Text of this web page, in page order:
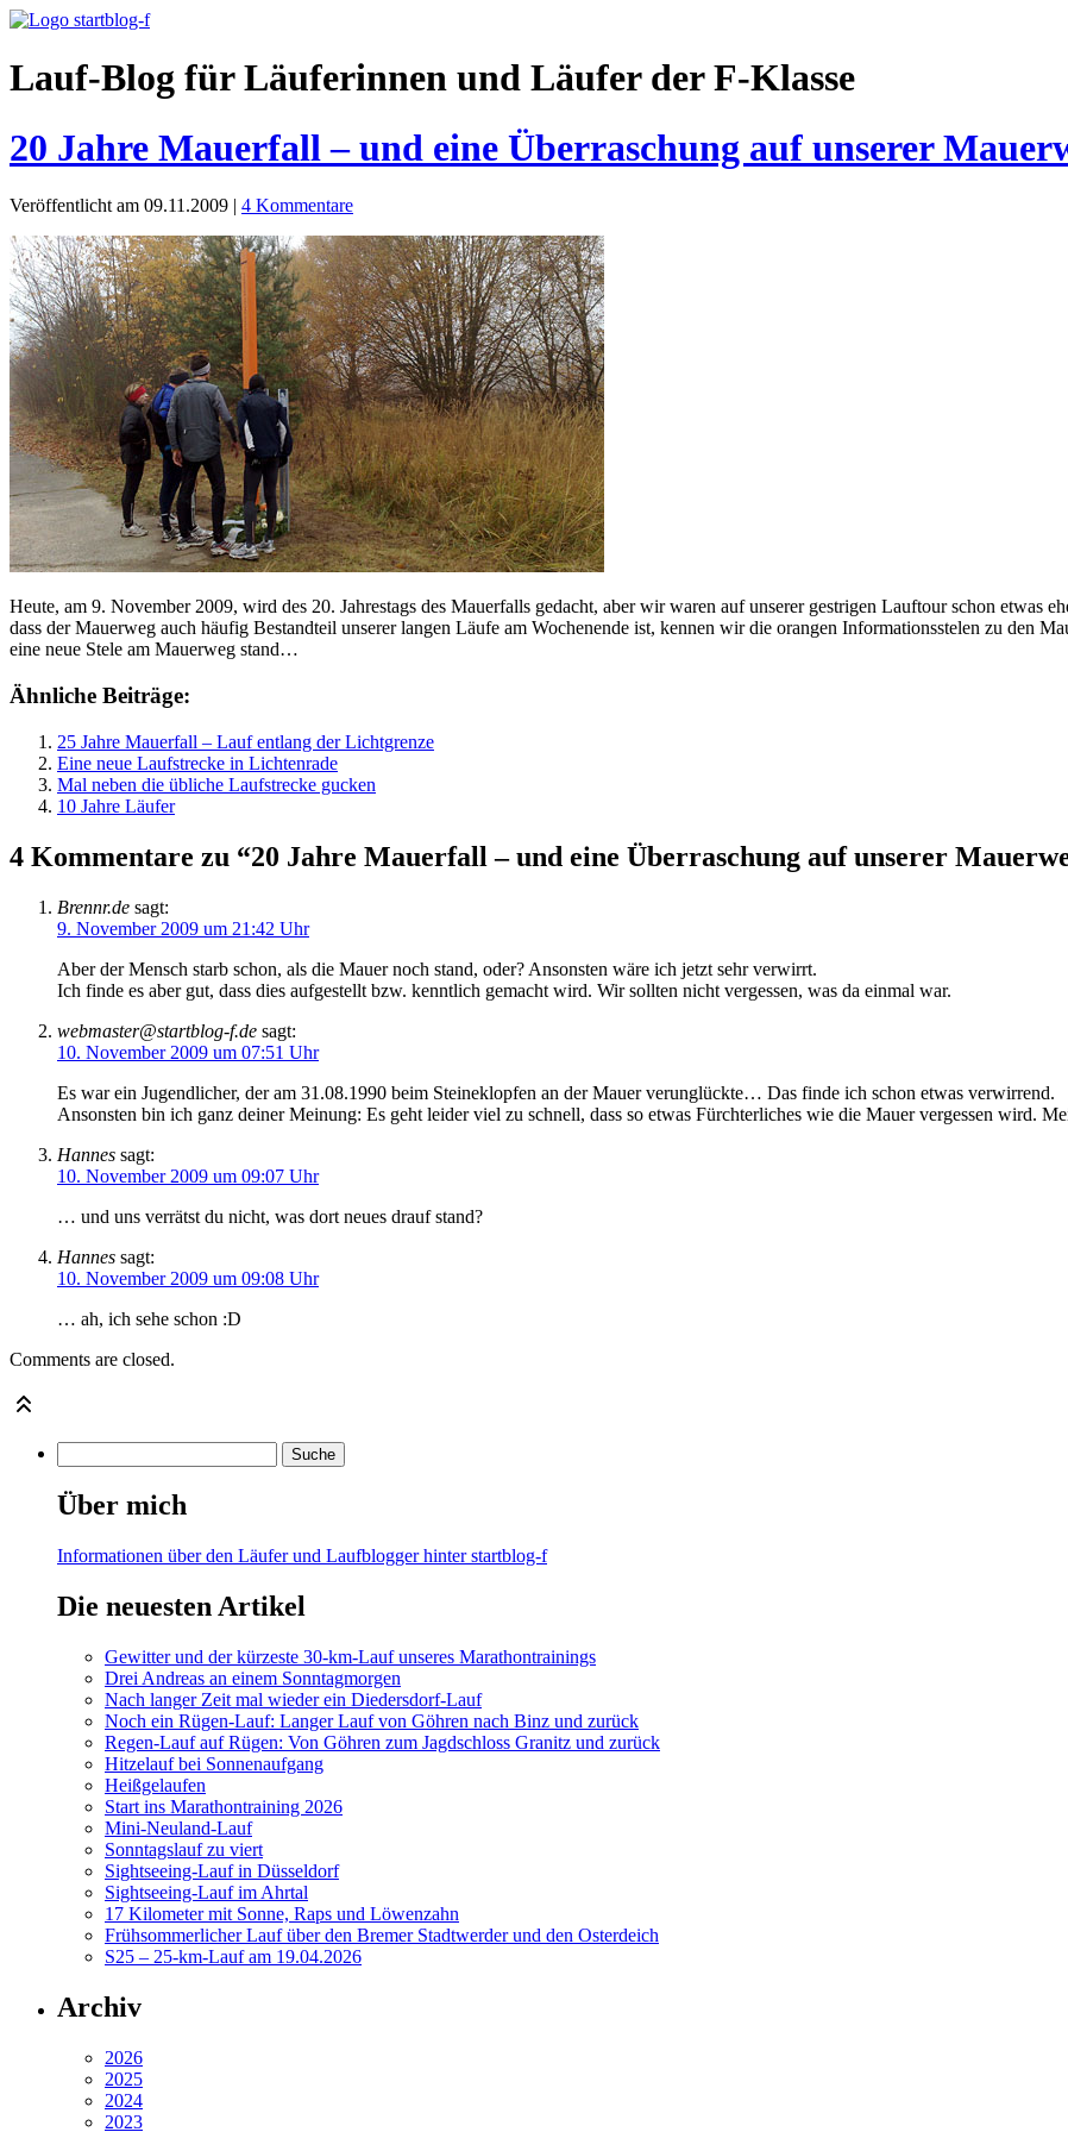
Lauf-Blog für Läuferinnen und Läufer der F-Klasse
20 Jahre Mauerfall – und eine Überraschung auf unserer
Veröffentlicht am 09.11.2009 | 4 Kommentare
Heute, am 9. November 2009, wird des 20. Jahrestags des Mauerfalls gedacht, aber wir waren auf unserer gestrigen Lauftour schon etwas
dass der Mauerweg auch häufig Bestandteil unserer langen Läufe am Wochenende ist, kennen wir die orangen Informationsstelen zu den
eine neue Stele am Mauerweg stand…
Ähnliche Beiträge:
25 Jahre Mauerfall – Lauf entlang der Lichtgrenze
Eine neue Laufstrecke in Lichtenrade
Mal neben die übliche Laufstrecke gucken
10 Jahre Läufer
4 Kommentare zu “20 Jahre Mauerfall – und eine Überraschung auf unserer
Brennr.de sagt:
9. November 2009 um 21:42 Uhr
Aber der Mensch starb schon, als die Mauer noch stand, oder? Ansonsten wäre ich jetzt sehr verwirrt.
Ich finde es aber gut, dass dies aufgestellt bzw. kenntlich gemacht wird. Wir sollten nicht vergessen, was da einmal war.
webmaster@startblog-f.de sagt:
10. November 2009 um 07:51 Uhr
Es war ein Jugendlicher, der am 31.08.1990 beim Steineklopfen an der Mauer verunglückte… Das finde ich schon etwas verwirrend.
Ansonsten bin ich ganz deiner Meinung: Es geht leider viel zu schnell, dass so etwas Fürchterliches wie die Mauer vergessen wird.
Hannes sagt:
10. November 2009 um 09:07 Uhr
… und uns verrätst du nicht, was dort neues drauf stand?
Hannes sagt:
10. November 2009 um 09:08 Uhr
… ah, ich sehe schon :D
Comments are closed.
Über mich
Informationen über den Läufer und Laufblogger hinter startblog-f
Die neuesten Artikel
Gewitter und der kürzeste 30-km-Lauf unseres Marathontrainings
Drei Andreas an einem Sonntagmorgen
Nach langer Zeit mal wieder ein Diedersdorf-Lauf
Noch ein Rügen-Lauf: Langer Lauf von Göhren nach Binz und zurück
Regen-Lauf auf Rügen: Von Göhren zum Jagdschloss Granitz und zurück
Hitzelauf bei Sonnenaufgang
Heißgelaufen
Start ins Marathontraining 2026
Mini-Neuland-Lauf
Sonntagslauf zu viert
Sightseeing-Lauf in Düsseldorf
Sightseeing-Lauf im Ahrtal
17 Kilometer mit Sonne, Raps und Löwenzahn
Frühsommerlicher Lauf über den Bremer Stadtwerder und den Osterdeich
S25 – 25-km-Lauf am 19.04.2026
Archiv
2026
2025
2024
2023